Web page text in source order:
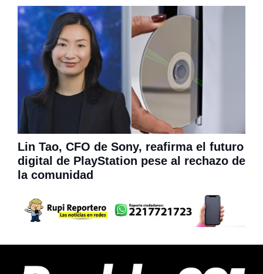
Lin Tao, CFO de Sony, reafirma el futuro
digital de PlayStation pese al rechazo de
la comunidad